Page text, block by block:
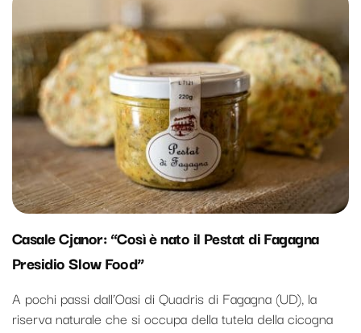
Casale Cjanor: “Così è nato il Pestat di Fagagna
Presidio Slow Food”
A pochi passi dall’Oasi di Quadris di Fagagna (UD), la
riserva naturale che si occupa della tutela della cicogna